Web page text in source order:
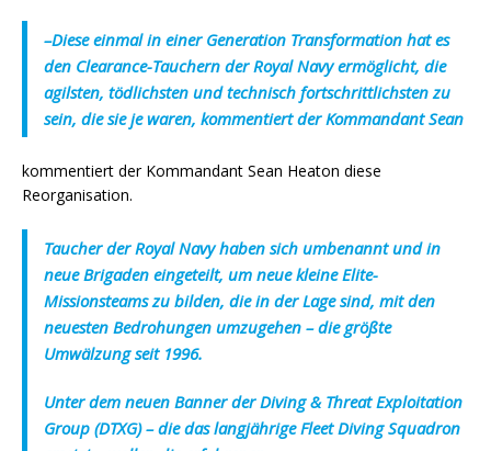
–Diese einmal in einer Generation Transformation hat es
den Clearance-Tauchern der Royal Navy ermöglicht, die
agilsten, tödlichsten und technisch fortschrittlichsten zu
sein, die sie je waren, kommentiert der Kommandant Sean
kommentiert der Kommandant Sean Heaton diese
Reorganisation.
Taucher der Royal Navy haben sich umbenannt und in
neue Brigaden eingeteilt, um neue kleine Elite-
Missionsteams zu bilden, die in der Lage sind, mit den
neuesten Bedrohungen umzugehen – die größte
Umwälzung seit 1996.
Unter dem neuen Banner der Diving & Threat Exploitation
Group (DTXG) – die das langjährige Fleet Diving Squadron